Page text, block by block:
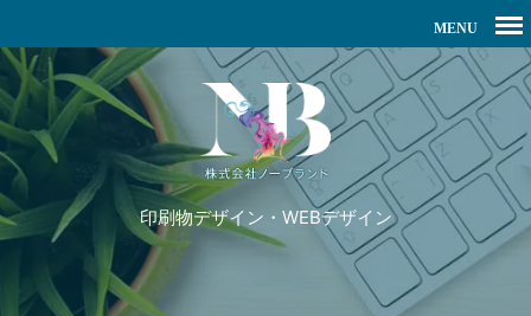
印刷物デザイン・WEBデザイン